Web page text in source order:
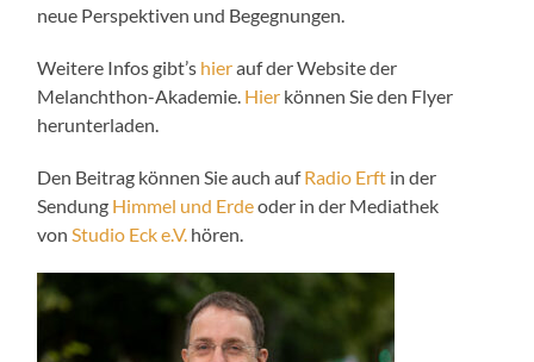
neue Perspektiven und Begegnungen.
Weitere Infos gibt’s hierauf der Website der
Melanchthon-Akademie. Hier können Sie den Flyer
herunterladen.
Den Beitrag können Sie auch aufRadio Erft in der
Sendung Himmel und Erdeoder in der Mediathek
vonStudio Eck e.V. hören.